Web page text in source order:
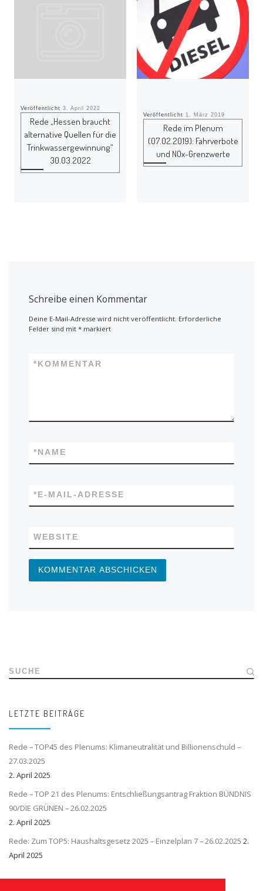
Veröffentlicht 3. April 2022
Rede „Hessen braucht
alternative Quellen für die
Trinkwassergewinnung“
30.03.2022
Veröffentlicht 1. März 2019
Rede im Plenum
(07.02.2019): Fahrverbote
und NOx-Grenzwerte
Schreibe einen Kommentar
Deine E-Mail-Adresse wird nicht veröffentlicht. Erforderliche
Felder sind mit* markiert
KOMMENTAR
*
NAME
*
E-MAIL-ADRESSE
*
WEBSITE
SUCHE
LETZTE BEITRÄGE
Rede – TOP45 des Plenums: Klimaneutralität und Billionenschuld –
27.03.2025
2. April 2025
Rede – TOP 21 des Plenums: Entschließungsantrag Fraktion BÜNDNIS
90/DIE GRÜNEN – 26.02.2025
2. April 2025
Rede: Zum TOP5: Haushaltsgesetz 2025 – Einzelplan 7 – 26.02.2025 2.
April 2025